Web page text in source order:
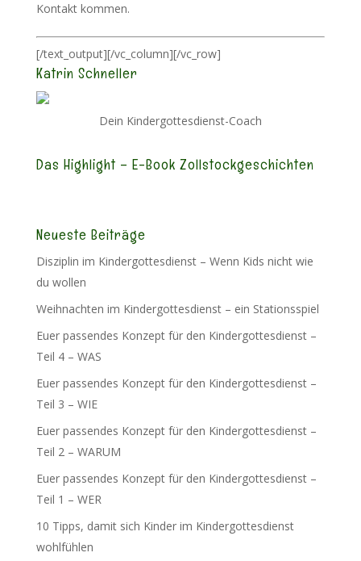
Kontakt kommen.
[/text_output][/vc_column][/vc_row]
Katrin Schneller
Dein Kindergottesdienst-Coach
Das Highlight – E-Book Zollstockgeschichten
Neueste Beiträge
Disziplin im Kindergottesdienst – Wenn Kids nicht wie
du wollen
Weihnachten im Kindergottesdienst – ein Stationsspiel
Euer passendes Konzept für den Kindergottesdienst –
Teil 4 – WAS
Euer passendes Konzept für den Kindergottesdienst –
Teil 3 – WIE
Euer passendes Konzept für den Kindergottesdienst –
Teil 2 – WARUM
Euer passendes Konzept für den Kindergottesdienst –
Teil 1 – WER
10 Tipps, damit sich Kinder im Kindergottesdienst
wohlfühlen